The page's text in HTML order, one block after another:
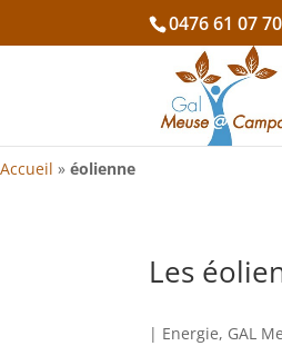
0476 61 07 70
Accueil » éolienne
Les
| Energie, GAL